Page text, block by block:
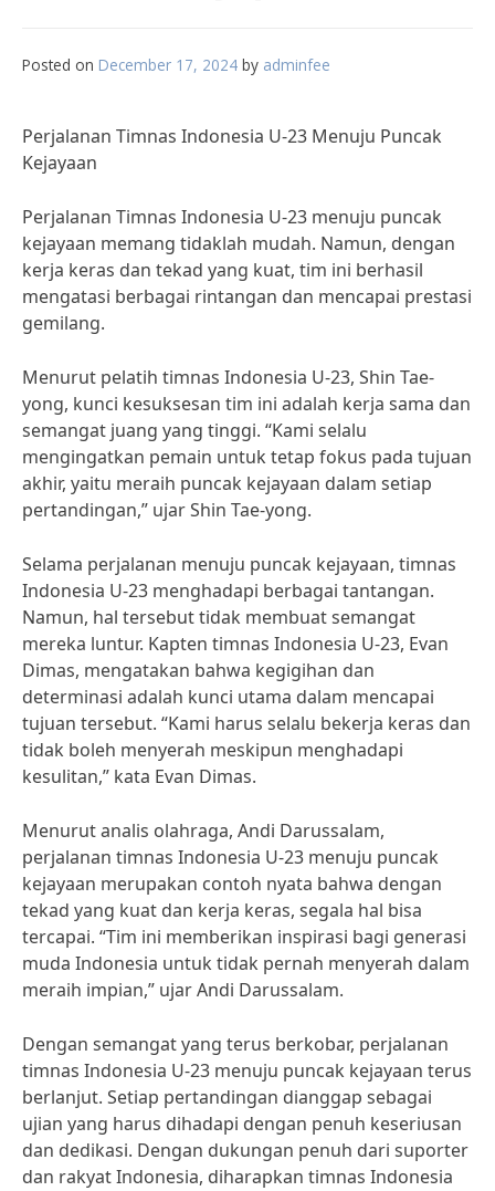
Posted on December 17, 2024 by adminfee
Perjalanan Timnas Indonesia U-23 Menuju Puncak
Kejayaan
Perjalanan Timnas Indonesia U-23 menuju puncak
kejayaan memang tidaklah mudah. Namun, dengan
kerja keras dan tekad yang kuat, tim ini berhasil
mengatasi berbagai rintangan dan mencapai prestasi
gemilang.
Menurut pelatih timnas Indonesia U-23, Shin Tae-
yong, kunci kesuksesan tim ini adalah kerja sama dan
semangat juang yang tinggi. “Kami selalu
mengingatkan pemain untuk tetap fokus pada tujuan
akhir, yaitu meraih puncak kejayaan dalam setiap
pertandingan,” ujar Shin Tae-yong.
Selama perjalanan menuju puncak kejayaan, timnas
Indonesia U-23 menghadapi berbagai tantangan.
Namun, hal tersebut tidak membuat semangat
mereka luntur. Kapten timnas Indonesia U-23, Evan
Dimas, mengatakan bahwa kegigihan dan
determinasi adalah kunci utama dalam mencapai
tujuan tersebut. “Kami harus selalu bekerja keras dan
tidak boleh menyerah meskipun menghadapi
kesulitan,” kata Evan Dimas.
Menurut analis olahraga, Andi Darussalam,
perjalanan timnas Indonesia U-23 menuju puncak
kejayaan merupakan contoh nyata bahwa dengan
tekad yang kuat dan kerja keras, segala hal bisa
tercapai. “Tim ini memberikan inspirasi bagi generasi
muda Indonesia untuk tidak pernah menyerah dalam
meraih impian,” ujar Andi Darussalam.
Dengan semangat yang terus berkobar, perjalanan
timnas Indonesia U-23 menuju puncak kejayaan terus
berlanjut. Setiap pertandingan dianggap sebagai
ujian yang harus dihadapi dengan penuh keseriusan
dan dedikasi. Dengan dukungan penuh dari suporter
dan rakyat Indonesia, diharapkan timnas Indonesia